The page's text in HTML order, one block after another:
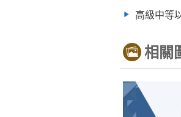
高級中等
相關